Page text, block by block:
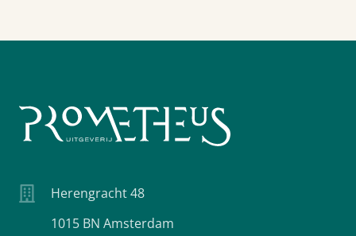
Herengracht 48
1015 BN Amsterdam